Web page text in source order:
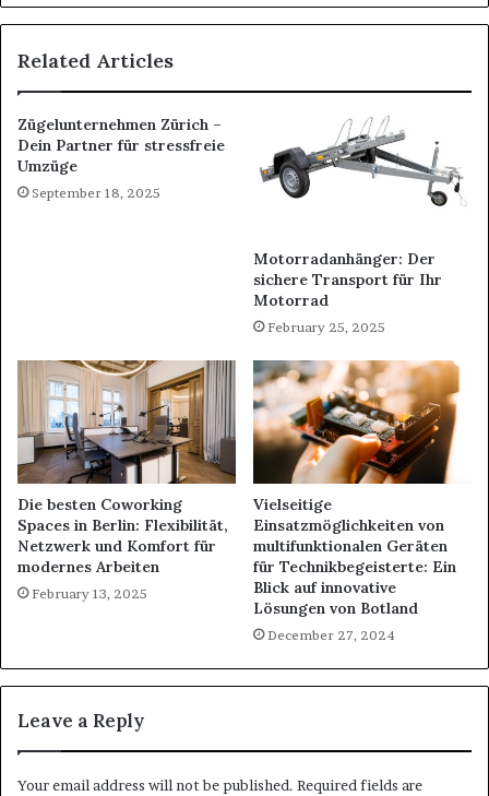
Related Articles
Zügelunternehmen Zürich –
Dein Partner für stressfreie
Umzüge
September 18, 2025
Motorradanhänger: Der
sichere Transport für Ihr
Motorrad
February 25, 2025
Die besten Coworking
Spaces in Berlin: Flexibilität,
Netzwerk und Komfort für
modernes Arbeiten
February 13, 2025
Vielseitige
Einsatzmöglichkeiten von
multifunktionalen Geräten
für Technikbegeisterte: Ein
Blick auf innovative
Lösungen von Botland
December 27, 2024
Leave a Reply
Your email address will not be published. Required fields are